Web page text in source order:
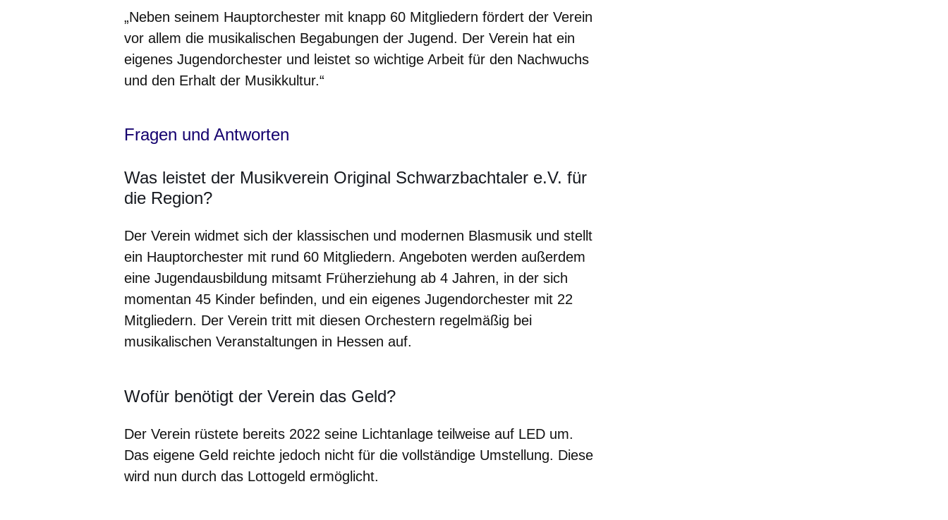
„Neben seinem Hauptorchester mit knapp 60 Mitgliedern fördert der Verein
vor allem die musikalischen Begabungen der Jugend. Der Verein hat ein
eigenes Jugendorchester und leistet so wichtige Arbeit für den Nachwuchs
und den Erhalt der Musikkultur.“
Fragen und Antworten
Was leistet der Musikverein Original Schwarzbachtaler e.V. für
die Region?
Der Verein widmet sich der klassischen und modernen Blasmusik und stellt
ein Hauptorchester mit rund 60 Mitgliedern. Angeboten werden außerdem
eine Jugendausbildung mitsamt Früherziehung ab 4 Jahren, in der sich
momentan 45 Kinder befinden, und ein eigenes Jugendorchester mit 22
Mitgliedern. Der Verein tritt mit diesen Orchestern regelmäßig bei
musikalischen Veranstaltungen in Hessen auf.
Wofür benötigt der Verein das Geld?
Der Verein rüstete bereits 2022 seine Lichtanlage teilweise auf LED um.
Das eigene Geld reichte jedoch nicht für die vollständige Umstellung. Diese
wird nun durch das Lottogeld ermöglicht.